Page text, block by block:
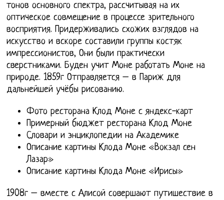
тонов основного спектра, рассчитывая на их
оптическое совмещение в процессе зрительного
восприятия. Придерживались схожих взглядов на
искусство и вскоре составили группы костяк
импрессионистов, Они были практически
сверстниками. Буден учит Моне работать Моне на
природе. 1859г Отправляется – в Париж для
дальнейшей учёбы рисованию.
Фото ресторана Клод Моне с яндекс-карт
Примерный бюджет ресторана Клод Моне
Словари и энциклопедии на Академике
Описание картины Клода Моне «Вокзал сен
Лазар»
Описание картины Клода Моне «Ирисы»
1908г – вместе с Алисой совершают путишествие в